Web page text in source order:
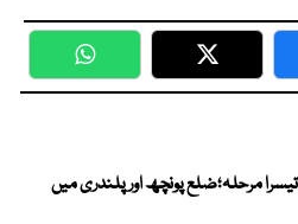
WhatsApp Twitter
مرحلہ؛ضلع پونچھ اور پلندری میں